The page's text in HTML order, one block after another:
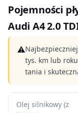
Pojemności
Audi A4 2.0
⚠
tys. km lub
tania i
Olej silnikowy (z